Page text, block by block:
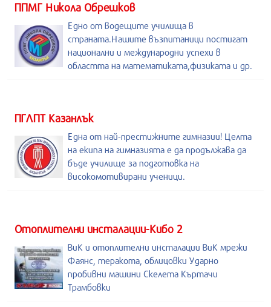
ППМГ Никола Обрешков
Едно от водещите училища в
страната.Нашите възпитаници постигат
национални и международни успехи в
областта на математиката,физиката и др.
ПГЛПТ Казанлък
Една от най-престижните гимназии! Целта
на екипа на гимназията е да продължава да
бъде училище за подготовка на
високомотивирани ученици.
Отоплителни инсталации-Кибо 2
ВиК и отоплителни инсталации ВиК мрежи
Фаянс, теракота, облицовки Ударно
пробивни машини Скелета Къртачи
Трамбовки